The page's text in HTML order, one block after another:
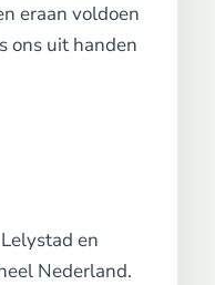
eraan voldoen
ons uit handen
en
Nederland.